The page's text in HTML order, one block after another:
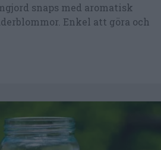
snaps med aromatisk
Enkel att göra och